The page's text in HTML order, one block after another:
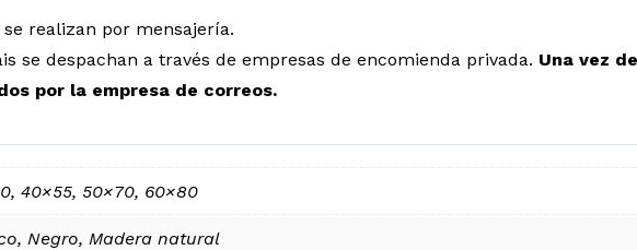
se realizan por mensajería.
se despachan a través de empresas de encomienda privada. Una vez
por la empresa de correos.
40×55, 50×70, 60×80
Negro, Madera natural